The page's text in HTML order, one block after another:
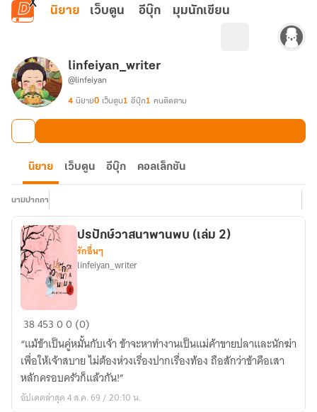
ข้ามไปยังเนื้อหาหลัก
นิยาย เว็บตูน อีบุ๊ก มุมนักเขียน
linfeiyan_writer
@linfeiyan
4 นิยาย0 เว็บตูน1 อีบุ๊ก1 คนติดตาม
นิยาย เว็บตูน อีบุ๊ก คอลเล็กชัน
นามปากกา
ปรปักษ์
วาสนา
พาน
พบ
(เล่ม
2)
ปรปักษ์วาสนาพานพบ (เล่ม 2)
รักอื่นๆ
linfeiyan_writer
3845300 (0)
“แม้ข้าเป็นคู่หมั้นกับเจ้า ข้าจะหาทำงานเป็นแม่ค้าขายปลาและนักฆ่า
เพื่อให้เจ้าสบาย ไม่ต้องห่วงเรื่องปากเรื่องท้อง ถือสักว่าข้าคือเสา
หลักครอบครัวก็แล้วกัน!”
อัปเดตล่าสุด 4 ส.ค. 69 / 20:10 น.